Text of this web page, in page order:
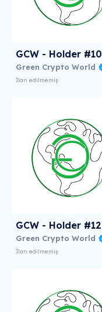
GCW - Holder #10
Green Crypto World
İlan edilmemiş
GCW - Holder #12
Green Crypto World
İlan edilmemiş